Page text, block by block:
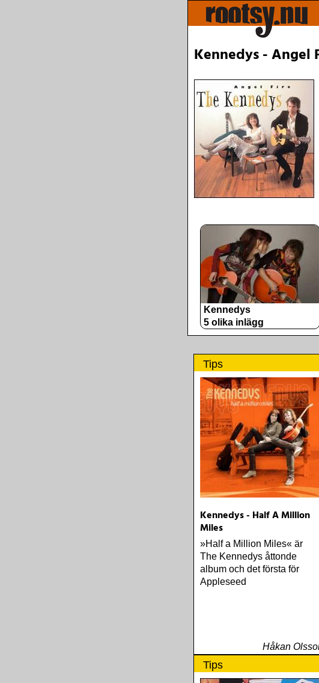
Kennedys - Angel
Kennedys
5 olika inlägg
Tips
Kennedys - Half A Million
Miles
»Half a Million Miles« är
The Kennedys åttonde
album och det första för
Appleseed
Håkan
Tips